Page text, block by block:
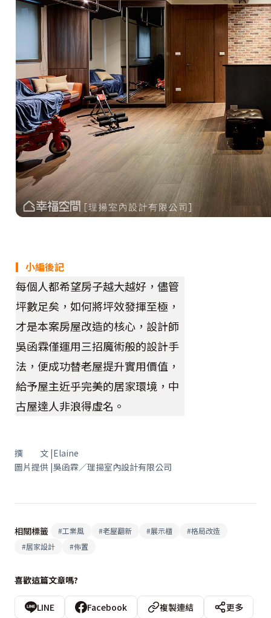
▎小編後記
每個人都希望房子越大越好，儘管
坪數足矣，如何將坪效發揮至極，
才是本案房屋改造的核心，設計師
吳函霖僅運用三招魔術般的設計手
法，便成功替老屋提升實用價值，
給予屋主近乎完美的居家環境，中
古屋達人非浪得虛名。
撰 文 |Elaine
圖片提供 |吳函霖／理揚室內設計有限公司
相關標籤 #工業風 #老屋翻新 #展示櫃 #格局改造
#居家設計 #佈置
喜歡這篇文章嗎?
LINE Facebook 複製連結 更多